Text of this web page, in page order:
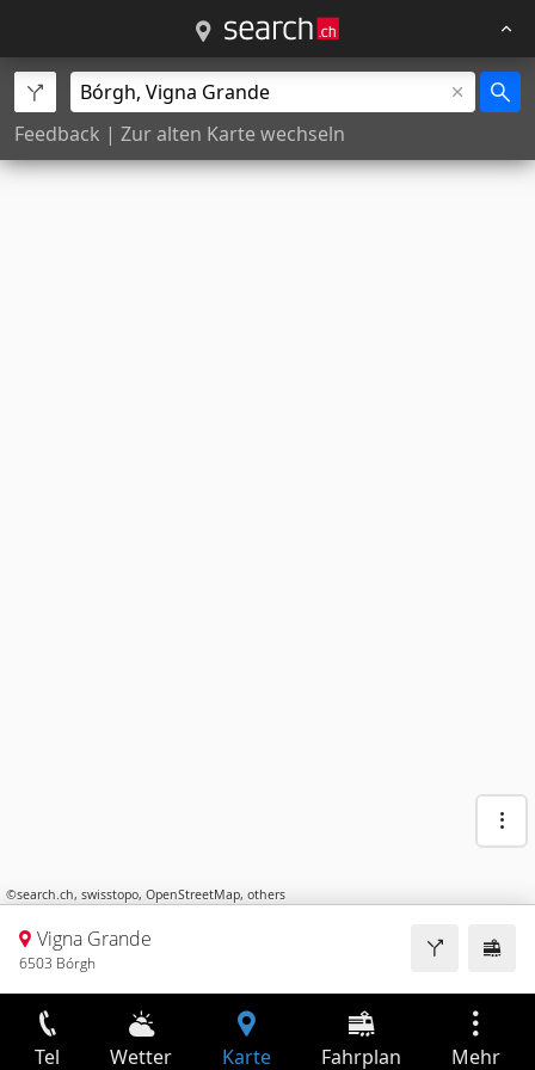
Feedback | Zur alten Karte wechseln
©search.ch, swisstopo, OpenStreetMap, others
Vigna Grande
6503 Bórgh
Tel Wetter Karte Fahrplan Mehr